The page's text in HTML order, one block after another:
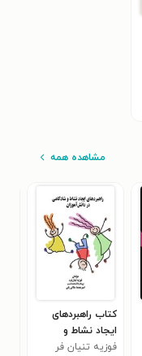
مشاهده همه
کتاب راهبردهای
ایجاد نشاط و
شادکامی در دانش
فوزیه تنیان فر